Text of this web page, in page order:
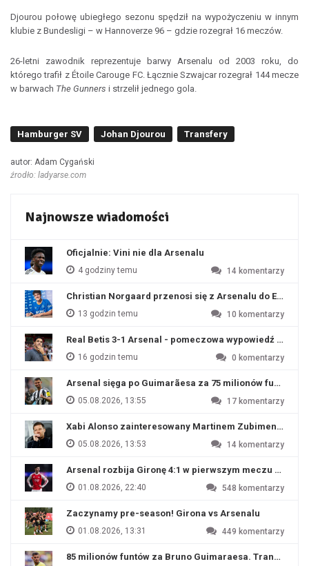
Djourou połowę ubiegłego sezonu spędził na wypożyczeniu w innym
klubie z Bundesligi – w Hannoverze 96 – gdzie rozegrał 16 meczów.
26-letni zawodnik reprezentuje barwy Arsenalu od 2003 roku, do
którego trafił z Étoile Carouge FC. Łącznie Szwajcar rozegrał 144 mecze
w barwach The Gunners i strzelił jednego gola.
Hamburger SV Johan Djourou Transfery
autor: Adam Cygański
źrodło: ladyarse.com
Najnowsze wiadomości
Oficjalnie: Vini nie dla Arsenalu
4 godziny temu 14 komentarzy
Christian Norgaard przenosi się z Arsenalu do
13 godzin temu 10 komentarzy
Real Betis 3-1 Arsenal - pomeczowa wypowiedź Artety
16 godzin temu 0 komentarzy
Arsenal sięga po Guimarãesa za 75 milionów funtów
05.08.2026, 13:55 17 komentarzy
Xabi Alonso zainteresowany Martinem Zubimendim
05.08.2026, 13:53 14 komentarzy
Arsenal rozbija Gironę 4:1 w pierwszym meczu
01.08.2026, 22:40 548 komentarzy
Zaczynamy pre-season! Girona vs Arsenalu
01.08.2026, 13:31 449 komentarzy
85 milionów funtów za Bruno Guimaraesa. Transfer